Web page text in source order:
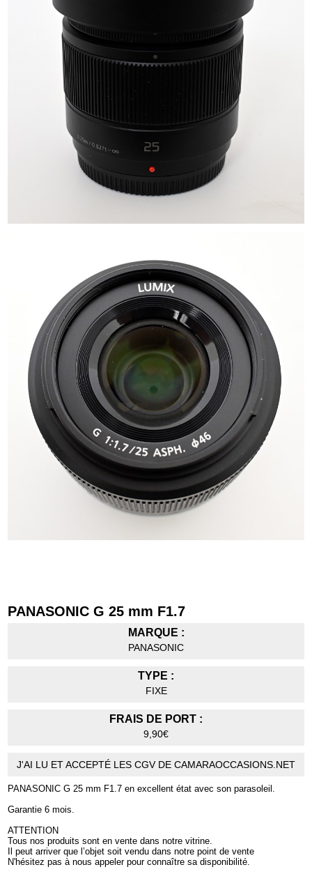
PANASONIC G 25 mm F1.7
MARQUE :
PANASONIC
TYPE :
FIXE
FRAIS DE PORT :
9,90€
J'AI LU ET ACCEPTÉ LES CGV DE CAMARAOCCASIONS.NET
PANASONIC G 25 mm F1.7 en excellent état avec son parasoleil.
Garantie 6 mois.
ATTENTION
Tous nos produits sont en vente dans notre vitrine.
Il peut arriver que l’objet soit vendu dans notre point de vente
N'hésitez pas à nous appeler pour connaître sa disponibilité.